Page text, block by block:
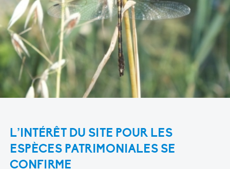
L’INTÉRÊT DU SITE POUR LES
ESPÈCES PATRIMONIALES SE
CONFIRME